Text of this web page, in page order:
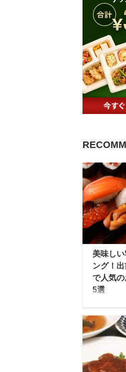
美味し
ング！
で人気
5選
司」は
ならず
れる食
す。 ま
寿司ネ